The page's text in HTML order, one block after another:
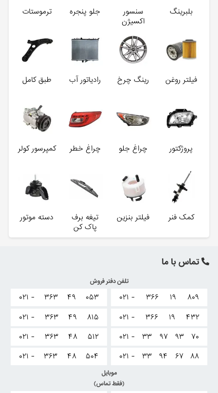
بلبرینگ
سنسور
اکسیژن
جلو پنجره ترموستات
فیلتر روغن رینگ چرخ رادیاتور آب طبق کامل
پروژکتور چراغ جلو چراغ خطر کمپرسور کولر
کمک فنر فیلتر بنزین
تیغه برف
پاک کن
دسته موتور
تماس با ما
تلفن دفتر فروش
۰۲۱ - ۳۶۶ ۱۹
۸۰۹
۰۲۱ -
۳۶۶ ۱۹
۴۳۲
۰۲۱ -
۳۳ ۹۷ ۹۳
۷۰
۰۲۱ -
۳۳ ۹۴ ۶۷ ۸۸
۰۲۱ - ۳۶۳ ۴۹
۰۵۳
۰۲۱ -
۳۶۳ ۴۹
۸۱۵
۰۲۱ -
۳۶۳ ۴۸
۵۱۲
۰۲۱ -
۳۶۳ ۴۸ ۵۰۴
موبایل
(فقط تماس)